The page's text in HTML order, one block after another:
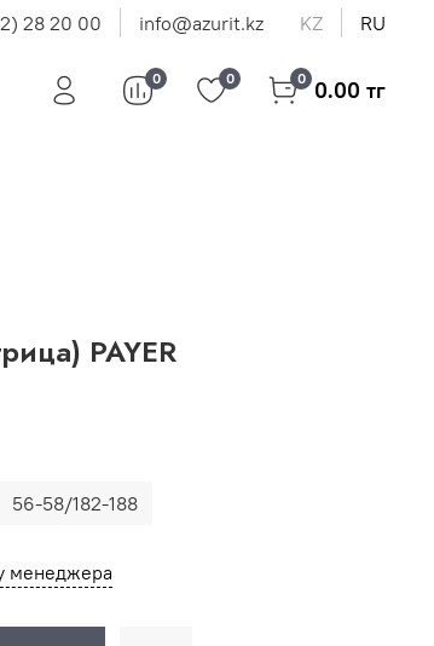
28 20 00 info@azurit.kz KZ RU
0 0 0 0.00 тг
PAYER
менеджера
56-58/182-188